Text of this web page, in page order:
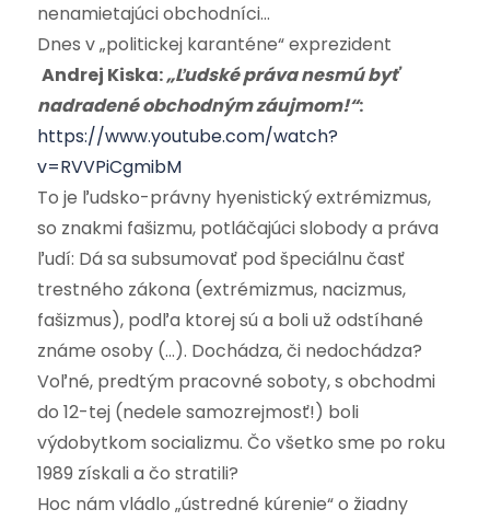
nenamietajúci obchodníci…
Dnes v „politickej karanténe“ exprezident
Andrej Kiska:„Ľudské práva nesmú byť
nadradené obchodným záujmom!“:
https://www.youtube.com/watch?
v=RVVPiCgmibM
To je ľudsko-právny hyenistický extrémizmus,
so znakmi fašizmu, potláčajúci slobody a práva
ľudí: Dá sa subsumovať pod špeciálnu časť
trestného zákona (extrémizmus, nacizmus,
fašizmus), podľa ktorej sú a boli už odstíhané
známe osoby (…). Dochádza, či nedochádza?
Voľné, predtým pracovné soboty, s obchodmi
do 12-tej (nedele samozrejmosť!) boli
výdobytkom socializmu. Čo všetko sme po roku
1989 získali a čo stratili?
Hoc nám vládlo „ústredné kúrenie“ o žiadny